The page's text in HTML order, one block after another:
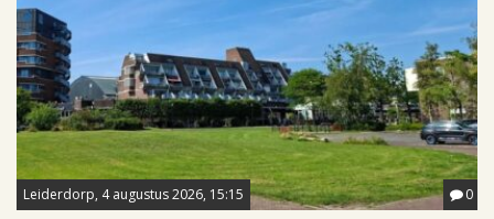
Leiderdorp, 4 augustus 2026, 15:15 0